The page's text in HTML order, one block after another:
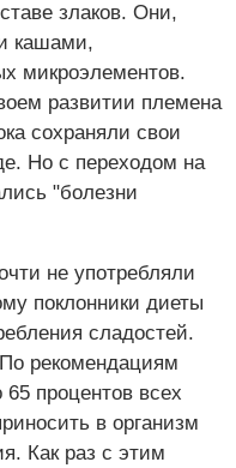
злаков. Они,
кашами,
микроэлементов.
развитии племена
сохраняли свои
Но с переходом на
"болезни
не употребляли
поклонники диеты
сладостей.
рекомендациям
процентов всех
в организм
Как раз с этим